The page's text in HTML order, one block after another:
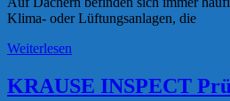
Klima- oder Lüftungsanlagen, die
Weiterlesen
KRAUSE INSPECT